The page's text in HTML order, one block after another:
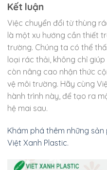
Kết luận
Việc chuyển đổi từ thùng
là một xu hướng cần thiết
trường. Chúng ta có thể
loại rác thải, không chỉ
còn nâng cao nhận thức
vệ môi trường. Hãy cùng
hành trình này, để tạo ra
hệ mai sau.
Khám phá thêm những
Việt Xanh Plastic.